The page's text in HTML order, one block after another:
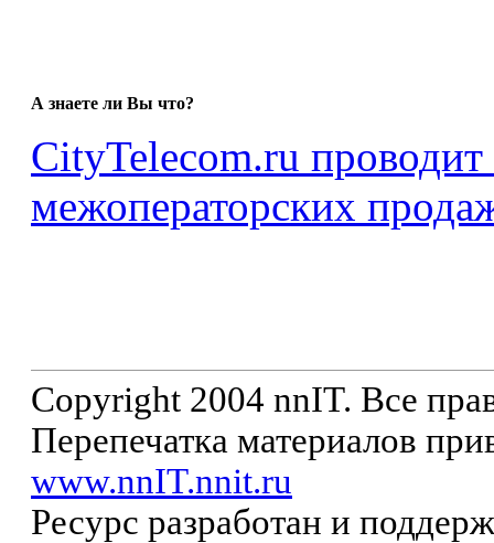
А знаете ли Вы что?
CityTelecom.ru
межоператорских
Copyright 2004 nnIT. Все
Перепечатка материалов
www.nnIT.nnit.ru
Ресурс разработан и